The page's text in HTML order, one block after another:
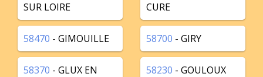
SUR LOIRE
CURE
58470 - GIMOUILLE 58700 - GIRY
58370 - GLUX EN
58230 - GOULOUX